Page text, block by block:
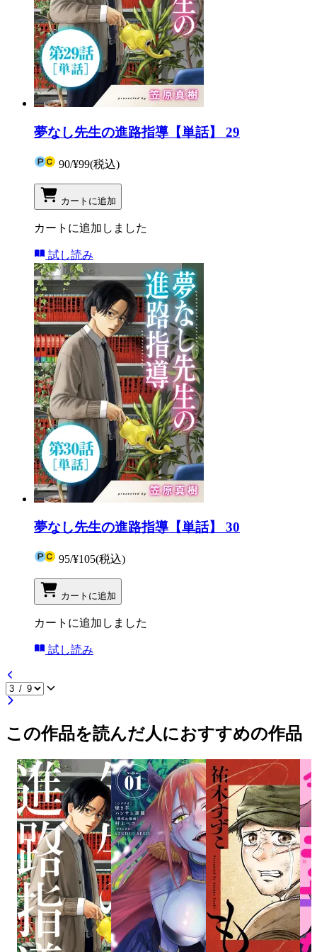
夢なし先生の進路指導【単話】 29
90/¥99(税込)
カートに追加
カートに追加しました
試し読み
夢なし先生の進路指導【単話】 30
95/¥105(税込)
カートに追加
カートに追加しました
試し読み
この作品を読んだ人におすすめの作品